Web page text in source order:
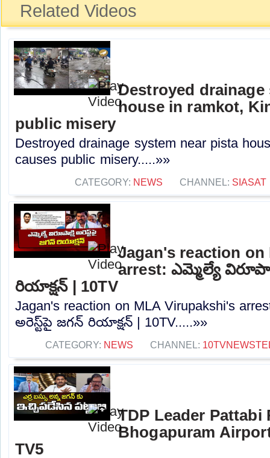
Related Videos
Destroyed
house in ramkot,
public misery
Destroyed drainage system near pista
causes public misery.....»»
CATEGORY: NEWS CHANNEL: SIASAT
Jagan's reaction
arrest: ఎమ్మెల్యే
రియాక్షన్‌ | 10TV
Jagan's reaction on MLA Virupakshi's
అరెస్ట్‌పై జగన్‌ రియాక్షన్‌ | 10TV.....»»
CATEGORY: NEWS CHANNEL:
TDP Leader Pattabi
Bhogapuram
TV5